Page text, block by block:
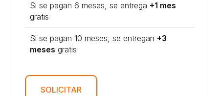
Si se pagan 6 meses, se entrega +1 mes
gratis
Si se pagan 10 meses, se entregan +3
meses gratis
SOLICITAR